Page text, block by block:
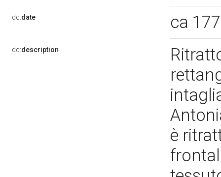
dc:date ca
dc:description
è